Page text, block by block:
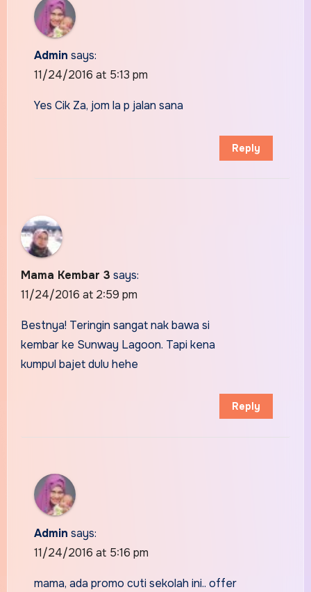
Admin says:
11/24/2016 at 5:13 pm
Yes Cik Za, jom la p jalan sana
Reply
Mama Kembar 3 says:
11/24/2016 at 2:59 pm
Bestnya! Teringin sangat nak bawa si
kembar ke Sunway Lagoon. Tapi kena
kumpul bajet dulu hehe
Reply
Admin says:
11/24/2016 at 5:16 pm
mama, ada promo cuti sekolah ini.. offer